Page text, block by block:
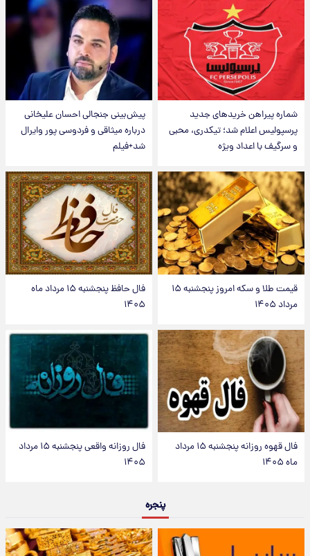
شماره پیراهن خریدهای جدید
پرسپولیس اعلام شد؛ تیکدری، محبی
و سرگیف با اعداد ویژه
پیش‌بینی جنجالی احسان علیخانی
درباره میثاقی و فردوسی پور وایرال
شد+فیلم
قیمت طلا و سکه امروز پنجشنبه ۱۵
مرداد ۱۴۰۵
فال حافظ پنجشنبه ۱۵ مرداد ماه
۱۴۰۵
فال قهوه روزانه پنجشنبه ۱۵ مرداد
ماه ۱۴۰۵
فال روزانه واقعی پنجشنبه ۱۵ مرداد
۱۴۰۵
پنجره